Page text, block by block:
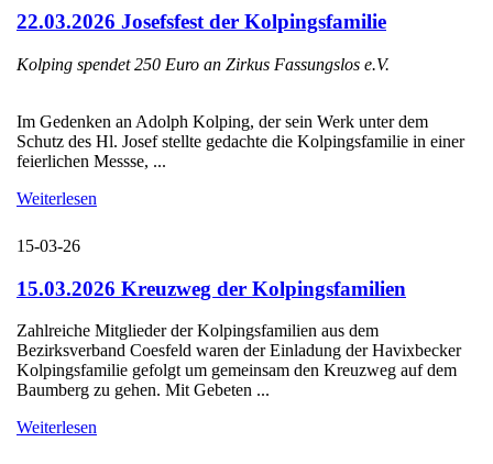
22.03.2026 Josefsfest der Kolpingsfamilie
Kolping spendet 250 Euro an Zirkus Fassungslos e.V.
Im Gedenken an Adolph Kolping, der sein Werk unter dem
Schutz des Hl. Josef stellte gedachte die Kolpingsfamilie in einer
feierlichen Messse, ...
Weiterlesen
15-03-26
15.03.2026 Kreuzweg der Kolpingsfamilien
Zahlreiche Mitglieder der Kolpingsfamilien aus dem
Bezirksverband Coesfeld waren der Einladung der Havixbecker
Kolpingsfamilie gefolgt um gemeinsam den Kreuzweg auf dem
Baumberg zu gehen. Mit Gebeten ...
Weiterlesen